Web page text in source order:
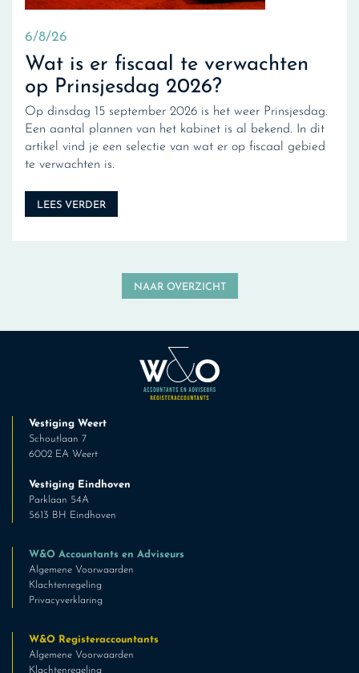
6/8/26
Wat is er fiscaal te verwachten
op Prinsjesdag 2026?
Op dinsdag 15 september 2026 is het weer Prinsjesdag.
Een aantal plannen van het kabinet is al bekend. In dit
artikel vind je een selectie van wat er op fiscaal gebied
te verwachten is.
LEES VERDER
NAAR OVERZICHT
Vestiging Weert
Schoutlaan 7
6002 EA Weert
Vestiging Eindhoven
Parklaan 54A
5613 BH Eindhoven
W&O Accountants en Adviseurs
Algemene Voorwaarden
Klachtenregeling
Privacyverklaring
W&O Registeraccountants
Algemene Voorwaarden
Klachtenregeling